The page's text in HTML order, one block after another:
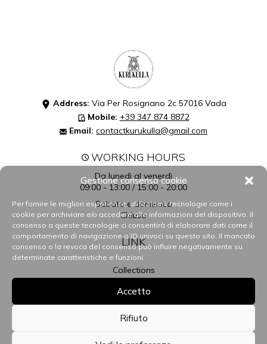
Gestione consenso cookie
Per fornire le migliori esperienze, utilizziamo tecnologie come i
cookie per archiviare e/o accedere alle informazioni del dispositivo. Il
consenso a queste tecnologie ci consentirà di elaborare dati come il
comportamento di navigazione o ID univoci su questo sito. Il mancato
consenso o la revoca del consenso può influire negativamente su
determinate caratteristiche e funzioni.
Accetto
Rifiuto
Address: Via Per Rosignano 2c 57016 Vada
Mobile: +39 347 874 8872
Email: contactkurukulla@gmail.com
WORKING HOURS
Da lunedì al venerdì
09:00 - 13:00 / 15:00 - 20:00
Sabato e domenica
Chiuso
LINK
Collections
Gift Card
About us
Contacts